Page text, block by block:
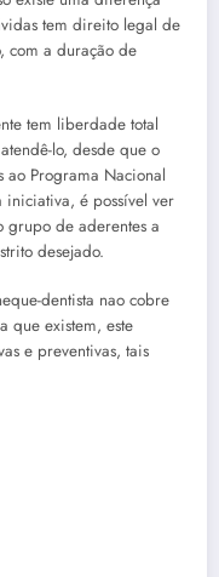
tem direito legal de
com a duração de
tem liberdade total
lo, desde que o
ao Programa Nacional
iniciativa, é possível ver
grupo de aderentes a
desejado.
dentista nao cobre
que existem, este
e preventivas, tais